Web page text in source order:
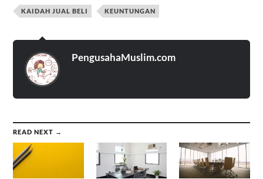
KAIDAH JUAL BELI KEUNTUNGAN
PengusahaMuslim.com
READ NEXT →